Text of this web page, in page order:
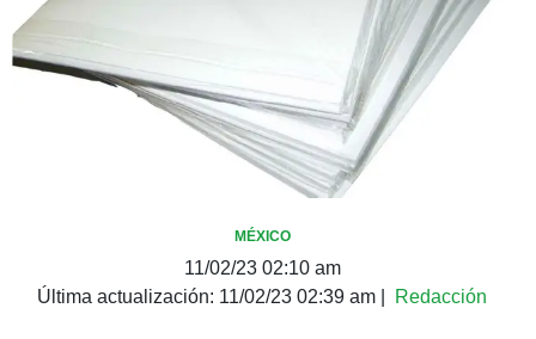
MÉXICO
11/02/23 02:10 am
Última actualización: 11/02/23 02:39 am Redacción